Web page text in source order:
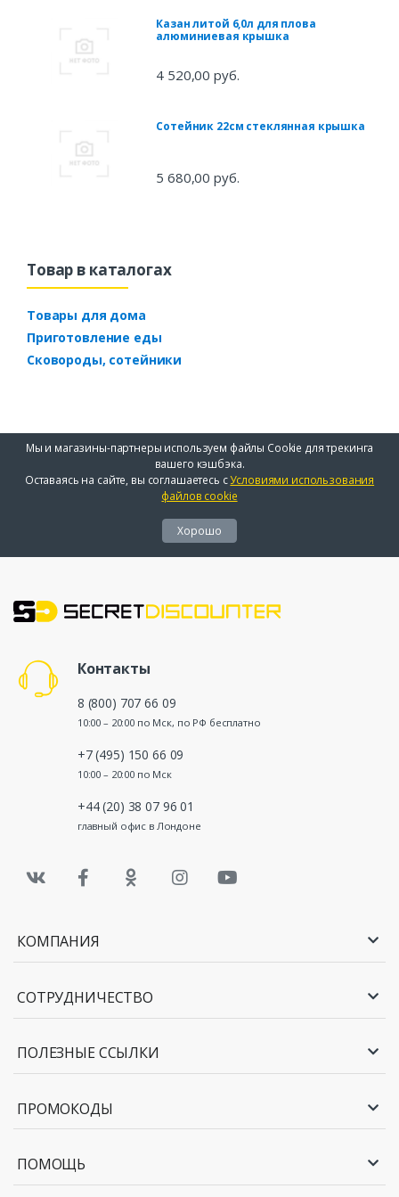
Казан литой 6,0л для плова
алюминиевая крышка
4 520,00 руб.
Сотейник 22см стеклянная крышка
5 680,00 руб.
Товар в каталогах
Товары для дома
Приготовление еды
Сковороды, сотейники
Мы и магазины-партнеры используем файлы Cookie для трекинга
вашего кэшбэка.
Оставаясь на сайте, вы соглашаетесь сУсловиями использования
файлов cookie
Хорошо
Контакты
8 (800) 707 66 09
10:00 – 20:00 по Мск, по РФ бесплатно
+7 (495) 150 66 09
10:00 – 20:00 по Мск
+44 (20) 38 07 96 01
главный офис в Лондоне
КОМПАНИЯ
СОТРУДНИЧЕСТВО
ПОЛЕЗНЫЕ ССЫЛКИ
ПРОМОКОДЫ
ПОМОЩЬ